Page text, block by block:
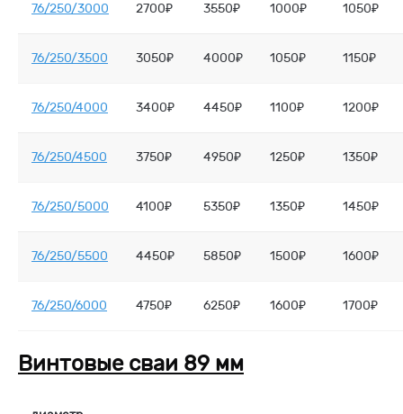
76/250/3000 2700₽ 3550₽ 1000₽ 1050₽
76/250/3500 3050₽ 4000₽ 1050₽ 1150₽
76/250/4000 3400₽ 4450₽ 1100₽ 1200₽
76/250/4500 3750₽ 4950₽ 1250₽ 1350₽
76/250/5000 4100₽ 5350₽ 1350₽ 1450₽
76/250/5500 4450₽ 5850₽ 1500₽ 1600₽
76/250/6000 4750₽ 6250₽ 1600₽ 1700₽
Винтовые сваи 89 мм